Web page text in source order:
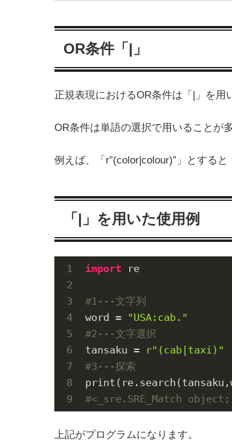
OR条件「|」
正規表現におけるOR条件は「|」を用
OR条件は単語の選択で用いることが多
例えば、「r”(color|colour)”」とする
「|」を用いた使用例
import re
#1---文字列
word = "USA:cab."
#2---文字選択
tansaku =
r"(cab|taxi)"
#3---探索
#<_sre.SRE_Match
上記がプログラムになります。